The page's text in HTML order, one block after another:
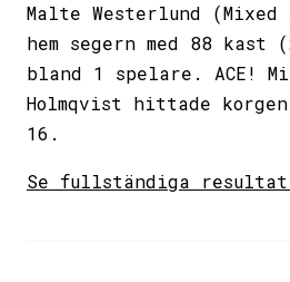
Malte Westerlund
hem segern med 88 kast
bland 1 spelare. ACE!
Holmqvist hittade
16.
Se fullständiga